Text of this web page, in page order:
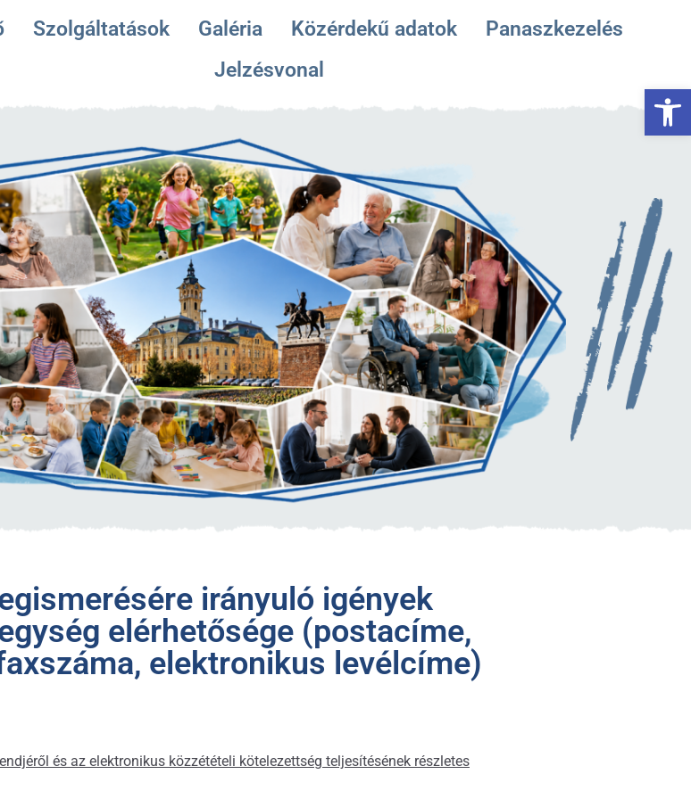
Szolgáltatások Galéria Közérdekű adatok
Panaszkezelés
Jelzésvonal
irányuló igények
elérhetősége (postacíme,
elektronikus levélcíme)
és az elektronikus közzétételi kötelezettség teljesítésének részletes